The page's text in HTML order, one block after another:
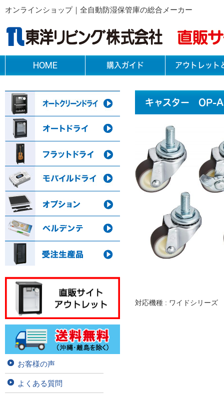
オンラインショップ｜全自動防湿保管庫の総合メーカー
HOME 購入ガイド アウトレット
お客様の声
よくある質問
キャスター OP-
対応機種 : ワイドシリー